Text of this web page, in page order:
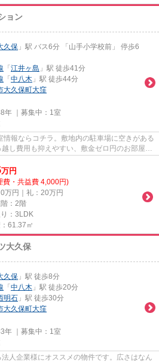
ョン
久保 」駅 バス6分 「山手小学校前」 停歩6
「 江井ヶ島 」駅 徒歩41分
「 中八木 」駅 徒歩44分
大久保町大窪
年 ｜募集中： 1室
報ならコチラ。敷地内の駐車場に空きがある
し費用も抑えやすい、敷金ゼロ円のお部屋で
万円
費・共益費 4,000円)
万円｜礼：20万円
：2階
：3LDK
61.37㎡
大久保
久保 」駅 徒歩8分
「 中八木 」駅 徒歩20分
明石 」駅 徒歩30分
大久保町大窪
年 ｜募集中： 1室
人企業様にオススメの物件です。広さはなん